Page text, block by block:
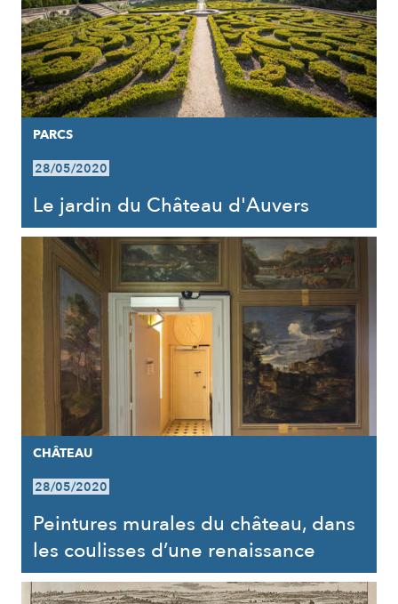
PARCS
28/05/2020
Le jardin du Château d'Auvers
CHÂTEAU
28/05/2020
Peintures murales du château, dans
les coulisses d’une renaissance